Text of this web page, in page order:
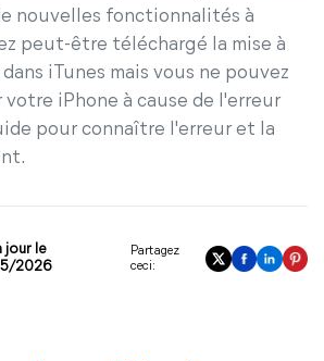
nouvelles fonctionnalités à
peut-être téléchargé la mise à
iTunes mais vous ne pouvez
iPhone à cause de l'erreur
pour connaître l'erreur et la
jour le
2026
Partagez
ceci: